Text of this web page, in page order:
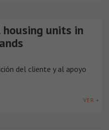
units in
del cliente y al apoyo
VER +